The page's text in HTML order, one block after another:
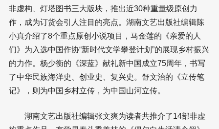
非虚构、灯塔图书三大版块，推出近30种重量级原创力
作，成为订货会引人注目的亮点。湖南文艺出版社编辑陈
小真介绍了8个重点原创小说项目，马金莲的《亲爱的人
们》为入选中国作协“新时代文学攀登计划”的展现乡村振兴
的力作。杨少衡的《深蓝》献礼新中国成立75周年，书写
了中华民族海洋史、创业史、复兴史。舒文治的《立传笔
记》，则为中国乡村立传，为中国山河立传。
湖南文艺出版社编辑张文爽为读者共推介了14部非虚